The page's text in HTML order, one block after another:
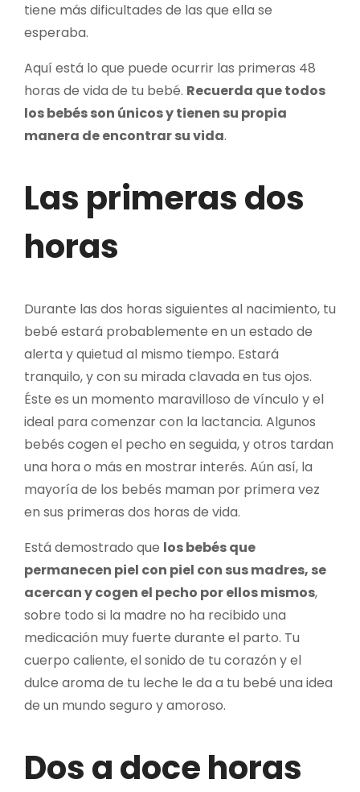
tiene más dificultades de las que ella se
esperaba.
Aquí está lo que puede ocurrir las primeras 48
horas de vida de tu bebé. Recuerda que todos
los bebés son únicos y tienen su propia
manera de encontrar su vida.
Las primeras dos
horas
Durante las dos horas siguientes al nacimiento, tu
bebé estará probablemente en un estado de
alerta y quietud al mismo tiempo. Estará
tranquilo, y con su mirada clavada en tus ojos.
Éste es un momento maravilloso de vínculo y el
ideal para comenzar con la lactancia. Algunos
bebés cogen el pecho en seguida, y otros tardan
una hora o más en mostrar interés. Aún así, la
mayoría de los bebés maman por primera vez
en sus primeras dos horas de vida.
Está demostrado que los bebés que
permanecen piel con piel con sus madres, se
acercan y cogen el pecho por ellos mismos,
sobre todo si la madre no ha recibido una
medicación muy fuerte durante el parto. Tu
cuerpo caliente, el sonido de tu corazón y el
dulce aroma de tu leche le da a tu bebé una idea
de un mundo seguro y amoroso.
Dos a doce horas